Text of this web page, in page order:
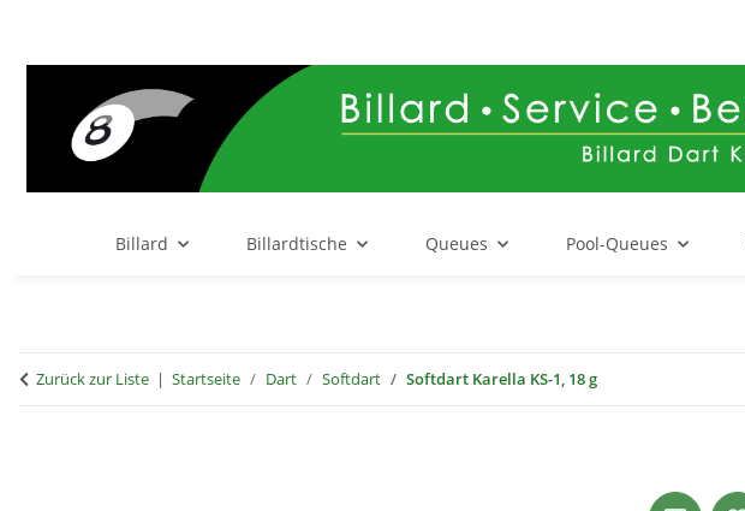
Billard Billardtische Queues Pool-Queues
Zurück zur Liste Startseite Dart Softdart Softdart Karella KS-1, 18 g